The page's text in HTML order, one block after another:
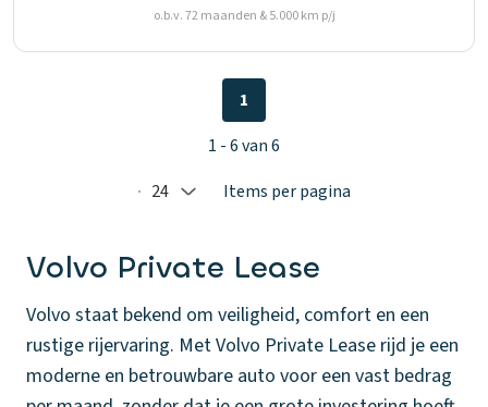
o.b.v. 72 maanden & 5.000 km p/j
Selected: 24
24 Items per pagina
1
1 - 6 van 6
Volvo Private Lease
Volvo staat bekend om veiligheid, comfort en een
rustige rijervaring. Met Volvo Private Lease rijd je een
moderne en betrouwbare auto voor een vast bedrag